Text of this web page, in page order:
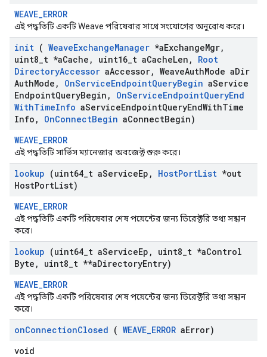
WEAVE_ERROR
এই পদ্ধতিটি একটি Weave পরিষেবার সাথে সংযোগের অনুরোধ করে।
init ( WeaveExchangeManager *aExchangeMgr,
uint8 t *aCache , uint16 t aCacheLen ,
Root
DirectoryAccessor aAccessor, WeaveAuthMode aDir
AuthMode , OnServiceEndpointQueryBegin aService
EndpointQueryBegin , OnServiceEndpointQueryEnd
WithTimeInfo aServiceEndpointQueryEndWithTime
Info , OnConnectBegin aConnectBegin)
WEAVE_ERROR
এই পদ্ধতিটি সার্ভিস ম্যানেজার অবজেক্ট শুরু করে।
lookup (uint64 t aServiceEp , HostPortList *out
HostPortList)
WEAVE_ERROR
এই পদ্ধতিটি একটি পরিষেবার শেষ পয়েন্টের জন্য ডিরেক্টরি তথ্য সন্ধান
করে।
lookup (uint64 t aServiceEp , uint8 t *aControl
Byte , uint8 t **aDirectoryEntry)
WEAVE_ERROR
এই পদ্ধতিটি একটি পরিষেবার শেষ পয়েন্টের জন্য ডিরেক্টরি তথ্য সন্ধান
করে।
onConnectionClosed ( WEAVE_ERROR aError)
void